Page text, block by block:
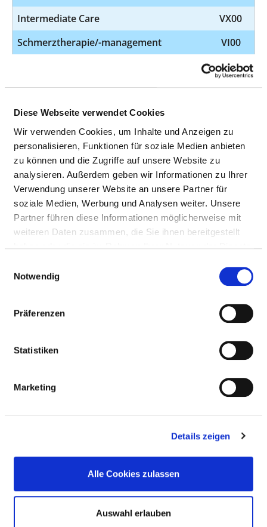
Diese Webseite verwendet Cookies
Wir verwenden Cookies, um Inhalte und Anzeigen zu
personalisieren, Funktionen für soziale Medien anbieten
zu können und die Zugriffe auf unsere Website zu
analysieren. Außerdem geben wir Informationen zu Ihrer
Verwendung unserer Website an unsere Partner für
soziale Medien, Werbung und Analysen weiter. Unsere
Partner führen diese Informationen möglicherweise mit
weiteren Daten zusammen, die Sie ihnen bereitgestellt
Notwendig
Präferenzen
Statistiken
Marketing
Details zeigen
Alle Cookies zulassen
Auswahl erlauben
Intermediate Care
VX00
Schmerztherapie/-management
VI00
VC00
peri-OP interdiszipläre Überwachung
akute notfallmäßige Übernahme bei
auftretenden Komplikationen
VC00
Diagnostik und Therapie von
Erkrankungen der Atemwege und der
Lunge Diagnostik und Therapie
Deformitäten des
BrustkorbesDiagnostik und Therapie
von Verletzungen des Thorax
VK00
Kooperation mit Fachabteilungen der
VX00
Tumordokumentation
VX00
Polytraumazentrum
VX00
VC00
VC00
Gutachtertätigkeit
Psychoonkologie
VX00
Ultraschalldiagnostik